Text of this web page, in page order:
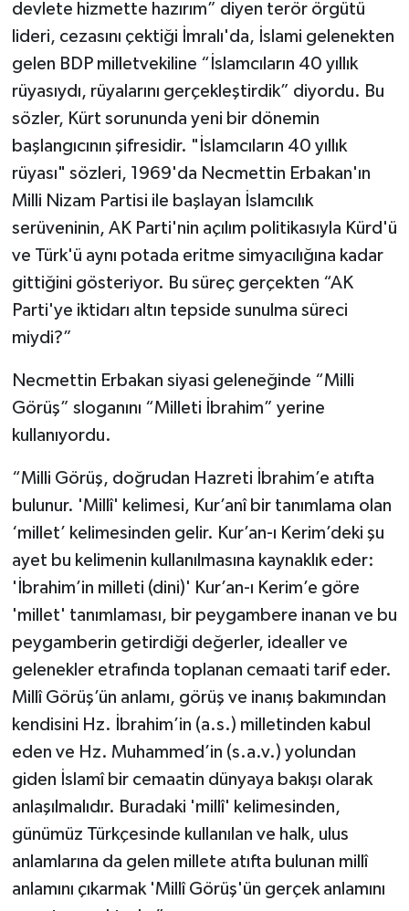
devlete hizmette hazırım” diyen terör örgütü
lideri, cezasını çektiği İmralı'da, İslami gelenekten
gelen BDP milletvekiline “İslamcıların 40 yıllık
rüyasıydı, rüyalarını gerçekleştirdik” diyordu. Bu
sözler, Kürt sorununda yeni bir dönemin
başlangıcının şifresidir. "İslamcıların 40 yıllık
rüyası" sözleri, 1969'da Necmettin Erbakan'ın
Milli Nizam Partisi ile başlayan İslamcılık
serüveninin, AK Parti'nin açılım politikasıyla Kürd'ü
ve Türk'ü aynı potada eritme simyacılığına kadar
gittiğini gösteriyor. Bu süreç gerçekten “AK
Parti'ye iktidarı altın tepside sunulma süreci
miydi?”
Necmettin Erbakan siyasi geleneğinde “Milli
Görüş” sloganını “Milleti İbrahim” yerine
kullanıyordu.
“Milli Görüş, doğrudan Hazreti İbrahim’e atıfta
bulunur. 'Millî' kelimesi, Kur’anî bir tanımlama olan
‘millet’ kelimesinden gelir. Kur’an-ı Kerim’deki şu
ayet bu kelimenin kullanılmasına kaynaklık eder:
'İbrahim’in milleti (dini)' Kur’an-ı Kerim’e göre
'millet' tanımlaması, bir peygambere inanan ve bu
peygamberin getirdiği değerler, idealler ve
gelenekler etrafında toplanan cemaati tarif eder.
Millî Görüş’ün anlamı, görüş ve inanış bakımından
kendisini Hz. İbrahim’in (a.s.) milletinden kabul
eden ve Hz. Muhammed’in (s.a.v.) yolundan
giden İslamî bir cemaatin dünyaya bakışı olarak
anlaşılmalıdır. Buradaki 'millî' kelimesinden,
günümüz Türkçesinde kullanılan ve halk, ulus
anlamlarına da gelen millete atıfta bulunan millî
anlamını çıkarmak 'Millî Görüş'ün gerçek anlamını